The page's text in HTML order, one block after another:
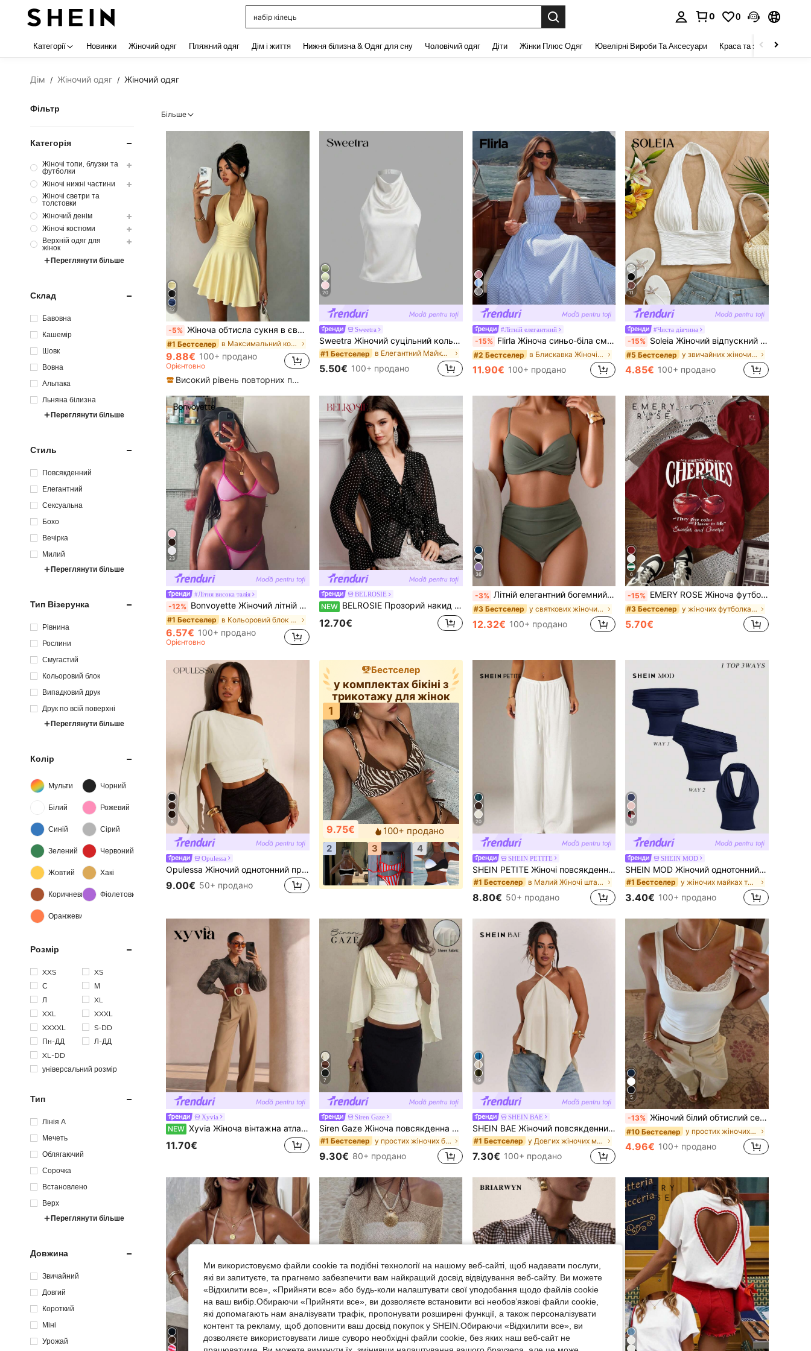
купальник
0 0
Категорії Новинки Жіночий одяг Пляжний одяг Дім і життя Нижня білизна & Одяг для сну Чоловічий одяг Діти Жінки Плюс Одяг Ювелірні Вироби Та Аксесуари Краса та здоров 'я
Дім / Жіночий одяг / Жіночий одяг
Фільтр
Категорія
Жіночі топи, блузки та
футболки
Жіночі нижні частини
Жіночі светри та
толстовки
Жіночий денім
Жіночі костюми
Верхній одяг для
жінок
Переглянути більше
Склад
Бавовна
Кашемір
Шовк
Вовна
Альпака
Льняна білизна
Переглянути більше
Стиль
Повсякденний
Елегантний
Сексуальна
Бохо
Вечірка
Милий
Переглянути більше
Тип Візерунка
Рівнина
Рослини
Смугастий
Кольоровий блок
Випадковий друк
Друк по всій поверхні
Переглянути більше
Колір
Мульти Чорний
Білий Рожевий
Синій Сірий
Зелений Червоний
Жовтий Хакі
Коричневий Фіолетовий
Оранжевий
Розмір
XXS
XS
С
М
Л
XL
XXL
XXXL
XXXXL
S-DD
Пн-ДД
Л-ДД
XL-DD
універсальний розмір
Тип
Лінія А
Мечеть
Облягаючий
Сорочка
Встановлено
Верх
Переглянути більше
Довжина
Звичайний
Довгий
Короткий
Міні
Урожай
Більше
12
-5% Жіноча обтисла сукня в європейському та американському стилі, сексуальна, з халтер-вирізом, зав'язкою на спині, відкритими плечима, акцентом на талії та плісованою тканиною, літня, 1 шт., нова, елегантна, для вечірки, нічного виходу та побачення
#1 Бестселер в Максимальний комфорт Жіночі сукні
9.88€ 100+ продано
Орієнтовно
Високий рівень повторних покупців
20
Sweetra
Sweetra Жіночий суцільний кольоровий повсякденний універсальний топ для щоденного носіння
#1 Бестселер в Елегантний Майки без рукавів
5.50€ 100+ продано
#Літній елегантний
-15% Flirla Жіноча синьо-біла смугаста сукня А-силуету без бретелей, сексуальна, у європейському та американському стилі, з відкритою спиною
#2 Бестселер в Блискавка Жіночі сукні
11.90€ 100+ продано
11
#Чиста дівчина
-15% Soleia Жіночий відпускний топ однотонного кольору з текстурою, глибоким V-подібним вирізом і сексуальним вирізом halter
#5 Бестселер у звичайних жіночих майках та майках
4.85€ 100+ продано
23
#Літня висока талія
-12% Bonvoyette Жіночий літній пляжний двокомпонентний купальник-бікіні з кольоровими блоками, на зав'язках, з галтерною горловиною та трикутковими плавками, сексуальний
#1 Бестселер в Кольоровий блок Жіночі комплекти бікіні
6.57€ 100+ продано
Орієнтовно
BELROSIE
NEW BELROSIE Прозорий накид із шифону з принтом у горошок, довгими рукавами та коміром-краваткою Wood Ear, європейсько-американський модний стиль
12.70€
36
-3% Літній елегантний богемний милий комплект бікіні з двох частин однотонного кольору для пляжного відпочинку
#3 Бестселер у святкових жіночих комплектах бікіні
12.32€ 100+ продано
6
-15% EMERY ROSE Жіноча футболка з круглим вирізом, коротким рукавом, візерунком із вишень та принтом із літер
#3 Бестселер у жіночих футболках для вечірніх прогулянок
5.70€
8
Opulessa
Opulessa Жіночий однотонний приталений топ на кожен день у повсякденному стилі з асиметричним плечем і зборами
9.00€ 50+ продано
Бестселер
у комплектах бікіні з
трикотажу для жінок
1
9.75€
100+ продано
2
3 4
20
SHEIN PETITE
SHEIN PETITE Жіночі повсякденні універсальні вільні штани широкого крою однотонні з поясом на зав'язці
#1 Бестселер в Малий Жіночі штани
8.80€ 50+ продано
6
SHEIN MOD
SHEIN MOD Жіночий однотонний топ вузького крою, 3 способи носити
#1 Бестселер у жіночих майках та майках з кишеньками
3.40€ 100+ продано
Xyvia
NEW Xyvia Жіноча вінтажна атласна блуза з жакардардовим принтом, рукавами-пелюстками, відворотним коміром і довгими рукавами
11.70€
7
Siren Gaze
Siren Gaze Жіноча повсякденна універсальна блуза однотонного кольору з глибоким V-подібним вирізом і складками
#1 Бестселер у простих жіночих блузках
9.30€ 80+ продано
19
SHEIN BAE
SHEIN BAE Жіночий повсякденний сатиновий топ на бретелях з відкритою спиною, асиметричним низом і вирізом halter, жовтий однотонний, весна/літо, для пляжного відпочинку та відпустки, елегантний і практичний
#1 Бестселер у Довгих жіночих майках та майках
7.30€ 100+ продано
5
-13% Жіночий білий обтислий сексуальний майка-камісоль із мереживом і квадратним вирізом, універсальний для поїздок на роботу, вулиці, вечірок і побачень у літньому повсякденному стилі
#10 Бестселер у простих жіночих майках та майках
4.96€ 100+ продано
Ми використовуємо файли cookie та подібні технології на нашому веб-сайті, щоб надавати послуги,
які ви запитуєте, та прагнемо забезпечити вам найкращий досвід відвідування веб-сайту. Ви можете
«Відхилити все», «Прийняти все» або будь-коли налаштувати свої уподобання щодо файлів cookie
на ваш вибір.Обираючи «Прийняти все», ви дозволяєте встановити всі необов’язкові файли cookie,
які допомагають нам аналізувати трафік, пропонувати розширені функції, а також персоналізувати
контент та рекламу, щоб доповнити ваш досвід покупок у SHEIN.Обираючи «Відхилити все», ви
дозволяєте використовувати лише суворо необхідні файли cookie, без яких наш веб-сайт не